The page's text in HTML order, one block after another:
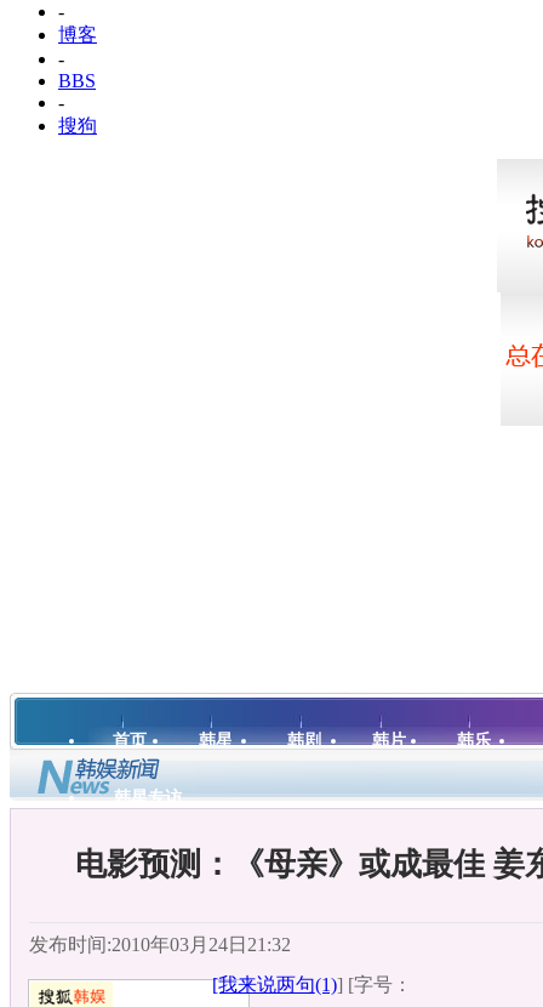
-
博客
-
BBS
-
搜狗
首页 韩星 韩剧 韩片 韩乐
韩星专访
电影预测：《母亲》或成最佳 姜
发布时间:2010年03月24日21:32
[我来说两句(1)] [字号：